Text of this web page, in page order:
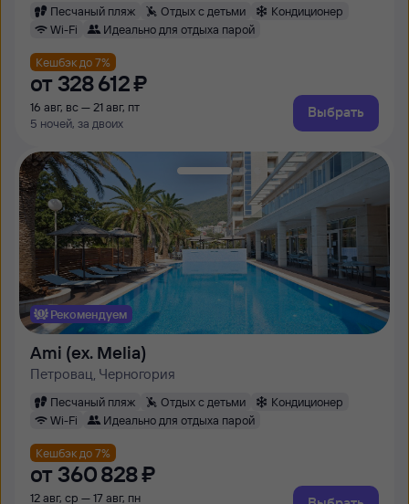
Песчаный пляж Отдых с детьми
Кондиционер
Wi-Fi
Идеально для отдыха парой
Кешбэк до 7%
от 328 ⁠612 ⁠₽
16 авг, вс — 21 авг, пт
5 ночей, за двоих
Выбрать
Рекомендуем
Ami (ex. Melia)
Петровац, Черногория
Песчаный пляж Отдых с детьми
Кондиционер
Wi-Fi
Идеально для отдыха парой
Кешбэк до 7%
от 360 ⁠828 ⁠₽
12 авг, ср — 17 авг, пн